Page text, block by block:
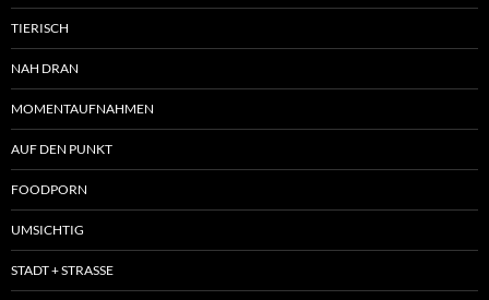
TIERISCH
NAH DRAN
MOMENTAUFNAHMEN
AUF DEN PUNKT
FOODPORN
UMSICHTIG
STADT + STRASSE